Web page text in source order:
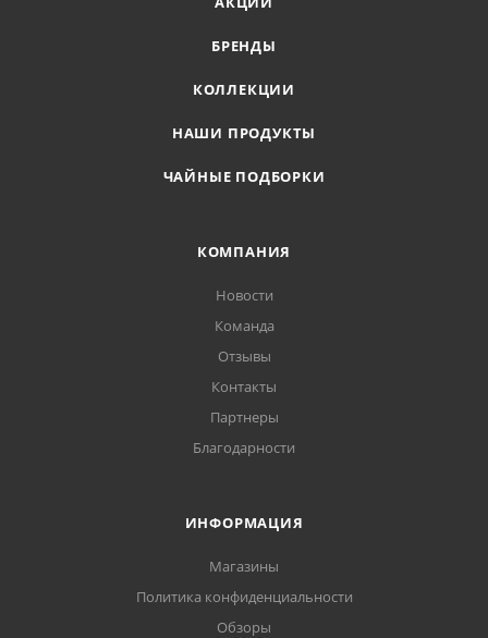
БРЕНДЫ
КОЛЛЕКЦИИ
НАШИ ПРОДУКТЫ
ЧАЙНЫЕ ПОДБОРКИ
КОМПАНИЯ
Новости
Команда
Отзывы
Контакты
Партнеры
Благодарности
ИНФОРМАЦИЯ
Магазины
Политика конфиденциальности
Обзоры